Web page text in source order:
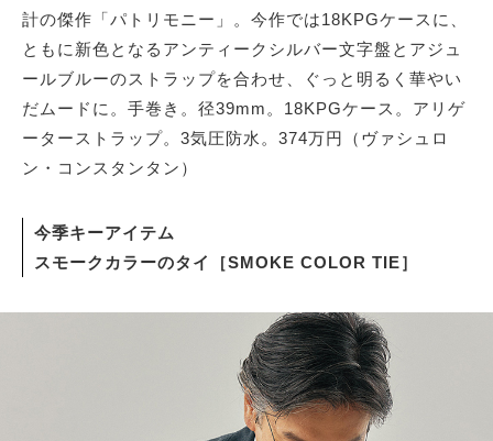
計の傑作「パトリモニー」。今作では18KPGケースに、
ともに新色となるアンティークシルバー文字盤とアジュ
ールブルーのストラップを合わせ、ぐっと明るく華やい
だムードに。手巻き。径39mm。18KPGケース。アリゲ
ーターストラップ。3気圧防水。374万円（ヴァシュロ
ン・コンスタンタン）
今季キーアイテム
スモークカラーのタイ［SMOKE COLOR TIE］